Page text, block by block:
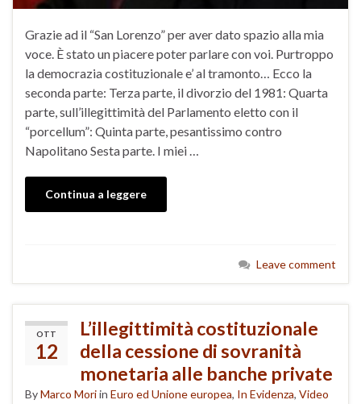
Grazie ad il “San Lorenzo” per aver dato spazio alla mia
voce. È stato un piacere poter parlare con voi. Purtroppo
la democrazia costituzionale e’ al tramonto… Ecco la
seconda parte: Terza parte, il divorzio del 1981: Quarta
parte, sull’illegittimità del Parlamento eletto con il
“porcellum”: Quinta parte, pesantissimo contro
Napolitano Sesta parte. I miei …
Continua a leggere
Leave comment
OTT
12
L’illegittimità costituzionale
della cessione di sovranità
monetaria alle banche private
ByMarco Moriin Euro ed Unione europea, In Evidenza, Video